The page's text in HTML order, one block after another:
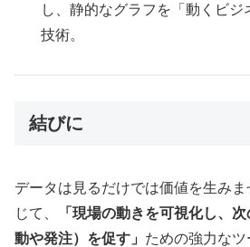
し、静的なグラフを「動くビジ
技術。
結びに
データは見るだけでは価値を生み
じて、
「現場の動きを可視化し、
動や発注）を促す」 ための強力な